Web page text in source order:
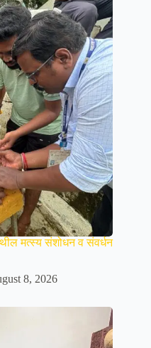
मत्स्य संशोधन व संवर्धन
8, 2026